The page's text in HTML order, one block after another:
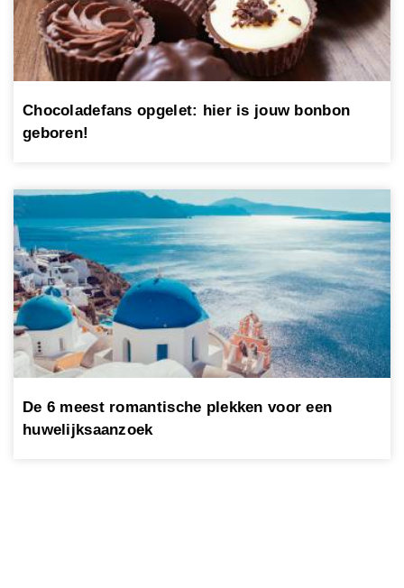
Chocoladefans opgelet: hier is jouw bonbon
geboren!
De 6 meest romantische plekken voor een
huwelijksaanzoek